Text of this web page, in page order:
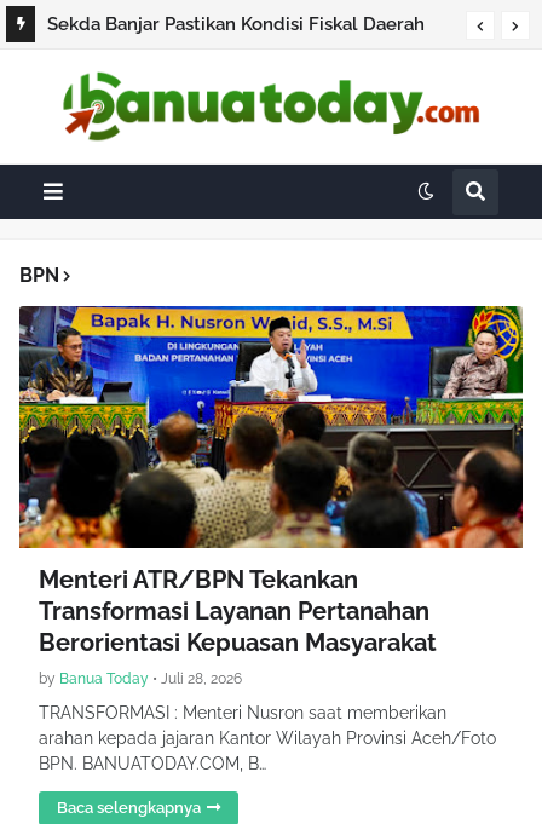
Sekda Banjar Pastikan Kondisi Fiskal Daerah
Sesuai Rencana
BPN
Menteri ATR/BPN Tekankan
Transformasi Layanan Pertanahan
Berorientasi Kepuasan Masyarakat
by Banua Today • Juli 28, 2026
TRANSFORMASI : Menteri Nusron saat memberikan
arahan kepada jajaran Kantor Wilayah Provinsi Aceh/Foto
BPN. BANUATODAY.COM, B…
Baca selengkapnya